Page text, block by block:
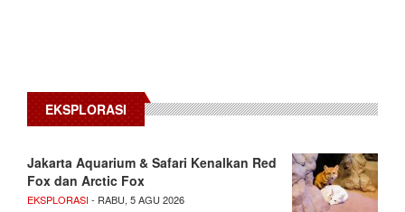
EKSPLORASI
Jakarta Aquarium & Safari Kenalkan Red
Fox dan Arctic Fox
EKSPLORASI- RABU, 5 AGU 2026